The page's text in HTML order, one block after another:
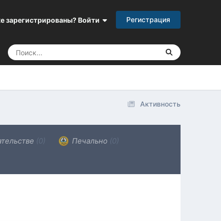
зарегистрированы? Войти Регистрация
Активность
(0) Печально (0)